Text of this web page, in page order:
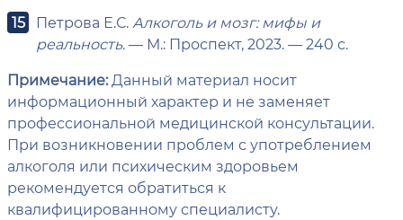
Петрова Е.С.Алкоголь и мозг: мифы и
реальность. — М.: Проспект, 2023. — 240 с.
Примечание:Данный материал носит
информационный характер и не заменяет
профессиональной медицинской консультации.
При возникновении проблем с употреблением
алкоголя или психическим здоровьем
рекомендуется обратиться к
квалифицированному специалисту.